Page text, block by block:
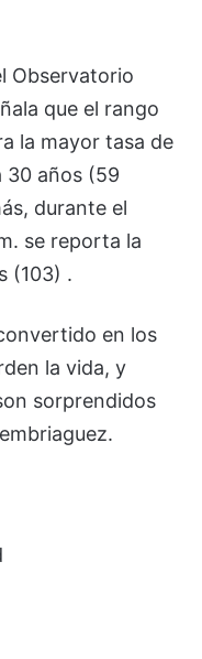
Observatorio
que el rango
la mayor tasa de
30 años (59
durante el
se reporta la
(103) .
en los
la vida, y
sorprendidos